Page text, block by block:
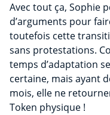
Avec tout ça, Sophie
d’arguments pour
toutefois cette
sans protestations.
temps d’adaptation
certaine, mais ayant
mois, elle ne
Token physique !